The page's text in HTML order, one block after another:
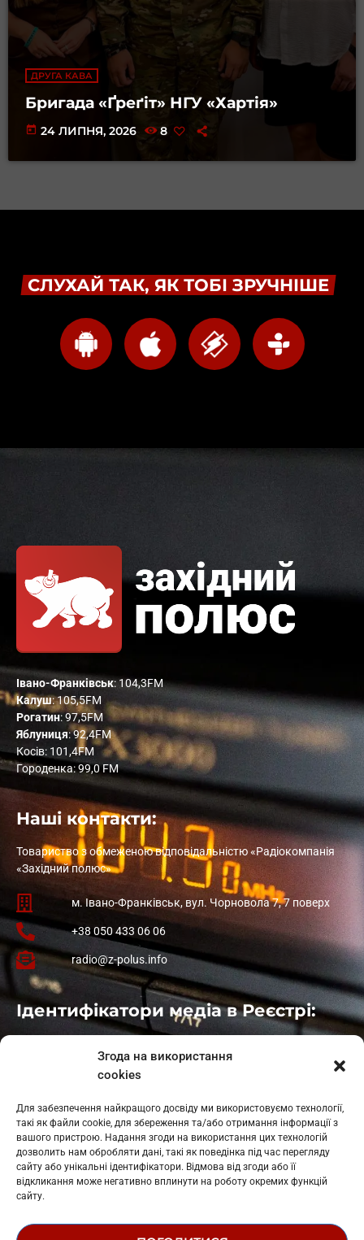
Згода на використання
cookies
Для забезпечення найкращого досвіду ми використовуємо технології,
такі як файли cookie, для збереження та/або отримання інформації з
вашого пристрою. Надання згоди на використання цих технологій
дозволить нам обробляти дані, такі як поведінка під час перегляду
сайту або унікальні ідентифікатори. Відмова від згоди або її
відкликання може негативно вплинути на роботу окремих функцій
сайту.
ДРУГА КАВА
Бригада «Ґреґіт» НГУ «Хартія»
today 24 ЛИПНЯ, 2026 8
СЛУХАЙ ТАК, ЯК ТОБІ ЗРУЧНІШЕ
Івано-Франківськ: 104,3FM
Калуш: 105,5FM
Рогатин: 97,5FM
Яблуниця: 92,4FM
Косів: 101,4FM
Городенка: 99,0 FM
Наші контакти:
Товариство з обмеженою відповідальністю «Радіокомпанія
«Західний полюс»
м. Івано-Франківськ, вул. Чорновола 7, 7 поверх
+38 050 433 06 06
radio@z-polus.info
Ідентифікатори медіа в Реєстрі:
: L11-01410
: L11-01801
Косів: L11-01805
Гарасимів: L11-02274